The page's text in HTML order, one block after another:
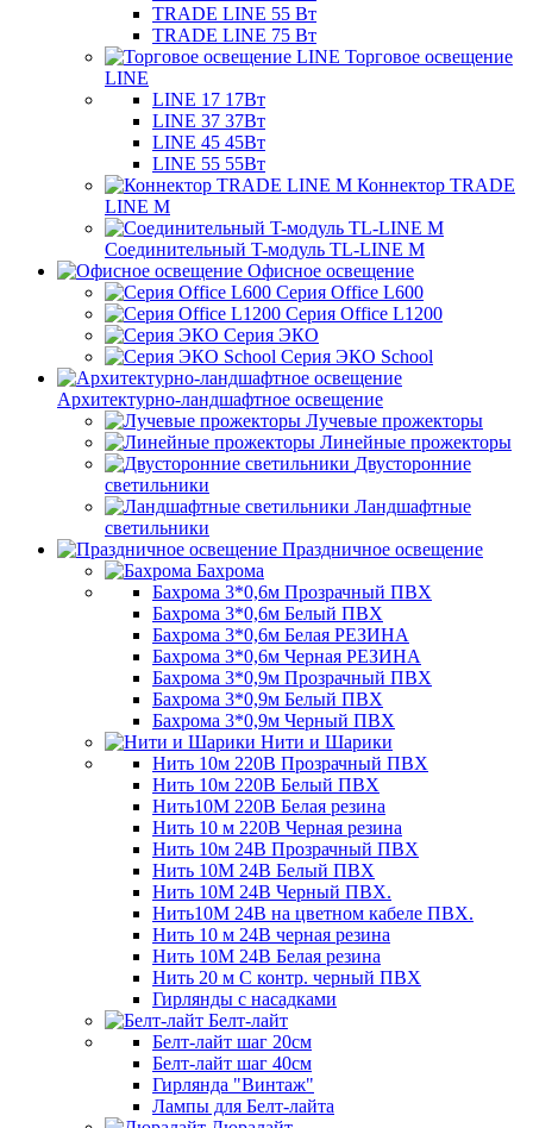
TRADE LINE 55 Вт
TRADE LINE 75 Вт
Торговое освещение
LINE
LINE 17 17Вт
LINE 37 37Вт
LINE 45 45Вт
LINE 55 55Вт
Коннектор TRADE
LINE M
Соединительный T-модуль TL-LINE M
Офисное освещение
Серия Office L600
Серия Office L1200
Серия ЭКО
Серия ЭКО School
Архитектурно-ландшафтное освещение
Лучевые прожекторы
Линейные прожекторы
Двусторонние
светильники
Ландшафтные
светильники
Праздничное освещение
Бахрома
Бахрома 3*0,6м Прозрачный ПВХ
Бахрома 3*0,6м Белый ПВХ
Бахрома 3*0,6м Белая РЕЗИНА
Бахрома 3*0,6м Черная РЕЗИНА
Бахрома 3*0,9м Прозрачный ПВХ
Бахрома 3*0,9м Белый ПВХ
Бахрома 3*0,9м Черный ПВХ
Нити и Шарики
Нить 10м 220В Прозрачный ПВХ
Нить 10м 220В Белый ПВХ
Нить10М 220В Белая резина
Нить 10 м 220В Черная резина
Нить 10м 24В Прозрачный ПВХ
Нить 10М 24В Белый ПВХ
Нить 10М 24В Черный ПВХ.
Нить10М 24В на цветном кабеле ПВХ.
Нить 10 м 24В черная резина
Нить 10М 24В Белая резина
Нить 20 м С контр. черный ПВХ
Гирлянды с насадками
Белт-лайт
Белт-лайт шаг 20см
Белт-лайт шаг 40см
Гирлянда "Винтаж"
Лампы для Белт-лайта